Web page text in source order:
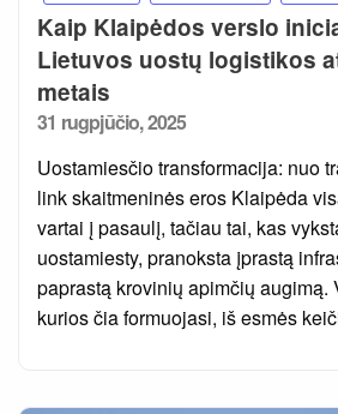
Kaip Klaipėdos verslo
Lietuvos uostų logistikos
metais
Posted
31 rugpjūčio, 2025
Uostamiesčio transformacija: nuo
link skaitmeninės eros Klaipėda
vartai į pasaulį, tačiau tai, kas
uostamiesty, pranoksta įprastą
paprastą krovinių apimčių augimą.
kurios čia formuojasi, iš esmės